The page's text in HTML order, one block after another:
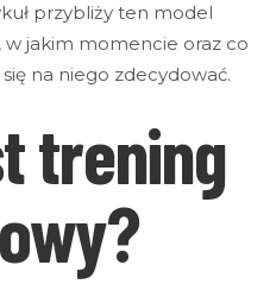
przybliży ten model
w jakim momencie oraz co
na niego zdecydować.
trening